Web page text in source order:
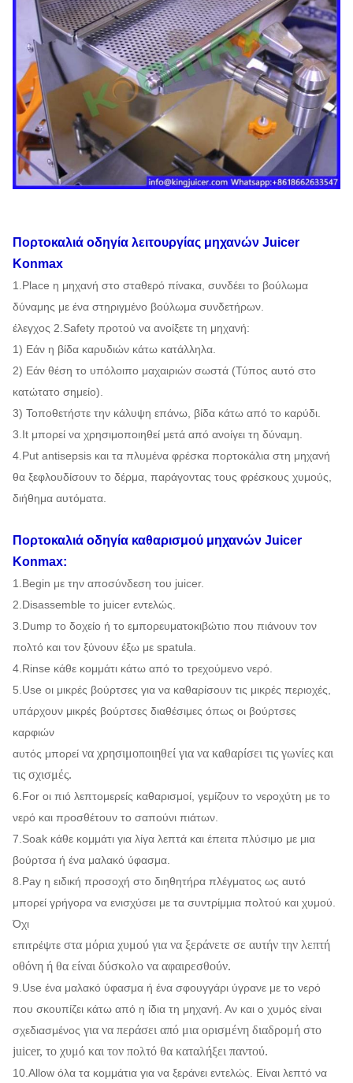
Πορτοκαλιά οδηγία λειτουργίας μηχανών Juicer
Konmax
1.Place η μηχανή στο σταθερό πίνακα, συνδέει το βούλωμα
δύναμης με ένα στηριγμένο βούλωμα συνδετήρων.
έλεγχος 2.Safety προτού να ανοίξετε τη μηχανή:
1) Εάν η βίδα καρυδιών κάτω κατάλληλα.
2) Εάν θέση το υπόλοιπο μαχαιριών σωστά (Τύπος αυτό στο
κατώτατο σημείο).
3) Τοποθετήστε την κάλυψη επάνω, βίδα κάτω από το καρύδι.
3.It μπορεί να χρησιμοποιηθεί μετά από ανοίγει τη δύναμη.
4.Put antisepsis και τα πλυμένα φρέσκα πορτοκάλια στη μηχανή
θα ξεφλουδίσουν το δέρμα, παράγοντας τους φρέσκους χυμούς,
διήθημα αυτόματα.
Πορτοκαλιά οδηγία καθαρισμού μηχανών Juicer
Konmax:
1.Begin με την αποσύνδεση του juicer.
2.Disassemble το juicer εντελώς.
3.Dump το δοχείο ή το εμπορευματοκιβώτιο που πιάνουν τον
πολτό και τον ξύνουν έξω με spatula.
4.Rinse κάθε κομμάτι κάτω από το τρεχούμενο νερό.
5.Use οι μικρές βούρτσες για να καθαρίσουν τις μικρές περιοχές,
υπάρχουν μικρές βούρτσες διαθέσιμες όπως οι βούρτσες
καρφιών
αυτός μπορεί να χρησιμοποιηθεί για να καθαρίσει τις γωνίες και
τις σχισμές.
6.For οι πιό λεπτομερείς καθαρισμοί, γεμίζουν το νεροχύτη με το
νερό και προσθέτουν το σαπούνι πιάτων.
7.Soak κάθε κομμάτι για λίγα λεπτά και έπειτα πλύσιμο με μια
βούρτσα ή ένα μαλακό ύφασμα.
8.Pay η ειδική προσοχή στο διηθητήρα πλέγματος ως αυτό
μπορεί γρήγορα να ενισχύσει με τα συντρίμμια πολτού και χυμού.
Όχι
επιτρέψτε στα μόρια χυμού για να ξεράνετε σε αυτήν την λεπτή
οθόνη ή θα είναι δύσκολο να αφαιρεσθούν.
9.Use ένα μαλακό ύφασμα ή ένα σφουγγάρι ύγρανε με το νερό
που σκουπίζει κάτω από η ίδια τη μηχανή. Αν και ο χυμός είναι
σχεδιασμένος για να περάσει από μια ορισμένη διαδρομή στο
juicer, το χυμό και τον πολτό θα καταλήξει παντού.
10.Allow όλα τα κομμάτια για να ξεράνει εντελώς. Είναι λεπτό να